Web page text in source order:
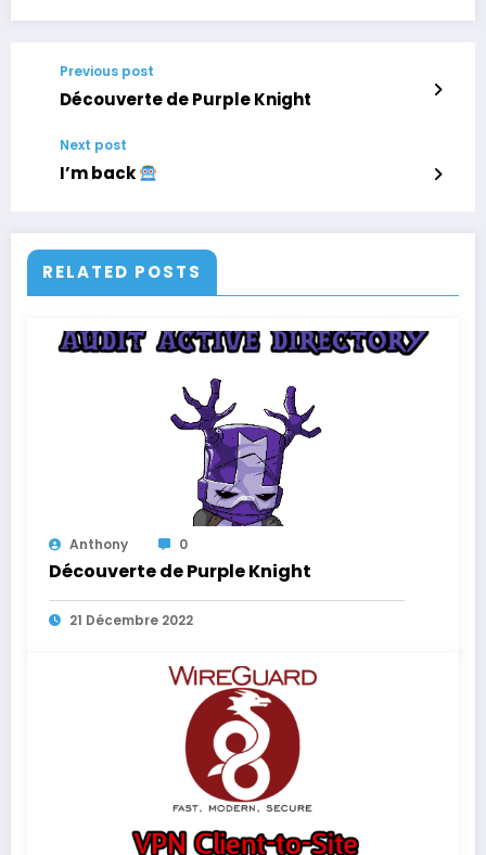
Previous post
Découverte de Purple Knight
Next post
I’m back
RELATED POSTS
Anthony 0
Découverte de Purple Knight
21 Décembre 2022